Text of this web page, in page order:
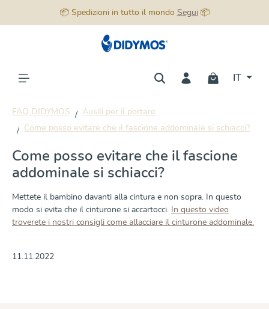
📦 Spedizioni in tutto il mondo Segui📦
FAQ DIDYMOS
Ausili per il portare
Come posso evitare che il fascione addominale si schiacci?
Come posso evitare che il fascione
addominale si schiacci?
Mettete il bambino davanti alla cintura e non sopra. In questo
modo si evita che il cinturone si accartocci.
In questo video
troverete i nostri consigli come allacciare il cinturone addominale.
11.11.2022